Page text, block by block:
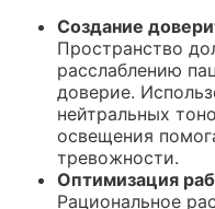
Создание
Пространство
расслаблению
доверие.
нейтральных
освещения
тревожности.
Оптимизация
Рациональное